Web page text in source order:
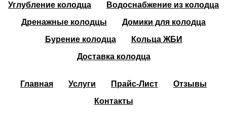
Углубление колодца
Водоснабжение из колодца
Дренажные колодцы
Домики для колодца
Бурение колодца
Кольца ЖБИ
Доставка колодца
Главная Услуги Прайс-Лист
Отзывы
Контакты